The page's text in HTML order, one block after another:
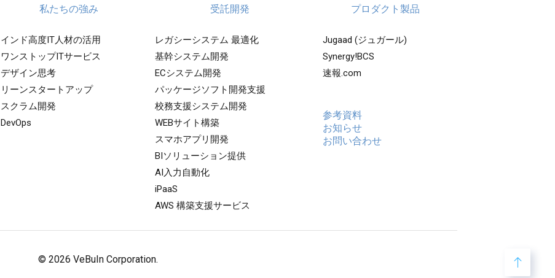
私たちの強み
インド高度IT人材の活用
ワンストップITサービス
デザイン思考
リーンスタートアップ
スクラム開発
DevOps
受託開発
レガシーシステム 最適化
基幹システム開発
ECシステム開発
パッケージソフト開発支援
校務支援システム開発
WEBサイト構築
スマホアプリ開発
BIソリューション提供
AI入力自動化
iPaaS
AWS 構築支援サービス
プロダクト製品
Jugaad (ジュガール)
Synergy!BCS
速報.com
参考資料
お知らせ
お問い合わせ
© 2026 VeBuIn Corporation.